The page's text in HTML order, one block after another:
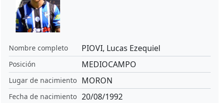
Nombre completo PIOVI, Lucas Ezequiel
Posición MEDIOCAMPO
Lugar de nacimiento MORON
Fecha de nacimiento 20/08/1992